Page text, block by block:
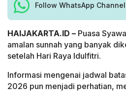
Follow WhatsApp
HAIJAKARTA.ID – Puasa
amalan sunnah yang banyak
setelah Hari Raya Idulfitri.
Informasi mengenai jadwal
2026 pun menjadi perhatian,